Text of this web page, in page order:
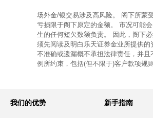
场外金/银交易涉及高风险。 阁下所蒙
亏损限于阁下原定的金额。 市况可能
生的任何短欠数额负责。 因此，阁下
须先阅读及明白乐天证券金业所提供
不准确或遗漏概不承担法律责任，并
例所约束，包括(但不限于)客户款项规
我们的优势 新手指南